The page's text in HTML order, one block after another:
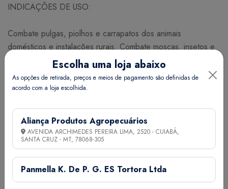
INDICAÇÕES DE USO:
Combate pulgas, piolhos e carrapatos dos animais
domésticos e instalações rurais. Combate moscas, insetos e
ácaros dos currais, estábulos, pocilgas, galinheiros e outras
dependências rurais.
Uso externo. Cobrir o corpo do animal com uma fina camada
de pó espalhando bem entre os pelos. Polvilhar as
instalações, esterqueiras, currais e cama dos animais com 50
g a 100 g do produto por m² para controlar as infestações
de moscas, ácaros e outros insetos, aplicando nos ninhos de
Escolha uma loja abaixo
As opções de retirada, preços e meios de pagamento são definidas de
acordo com a loja escolhida.
Aliança Produtos Agropecuários
AVENIDA ARCHIMEDES PEREIRA LIMA, 2520 - CUIABÁ,
SANTA CRUZ - MT, 78068-305
Panmella K. De P. G. ES Tortora Ltda